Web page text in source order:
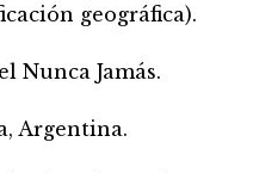
geográfica).
Nunca Jamás.
Argentina.